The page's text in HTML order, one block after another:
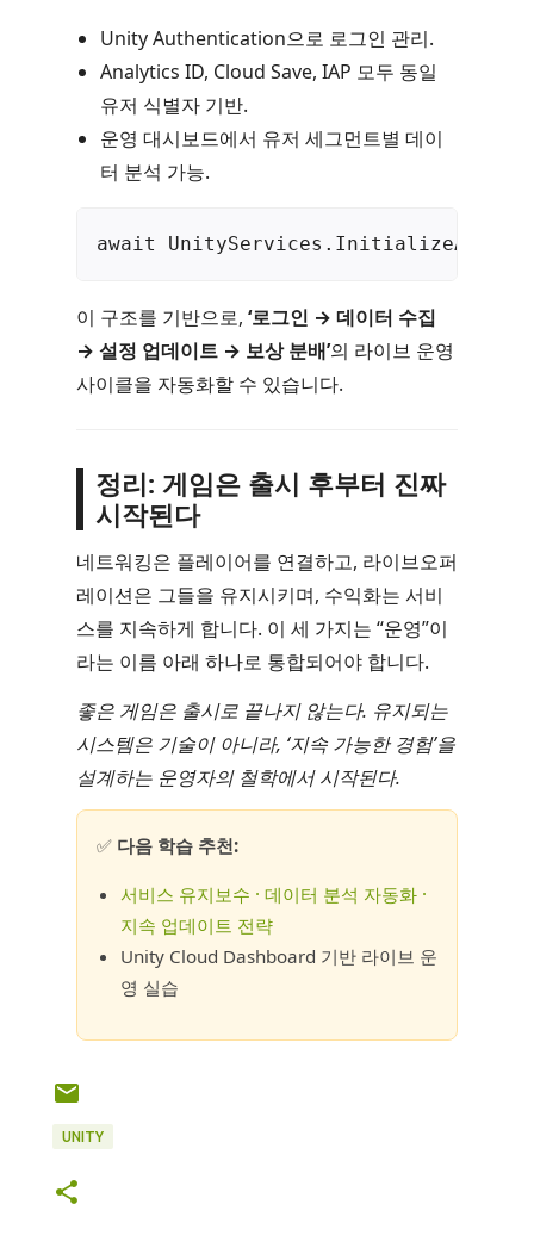
Unity Authentication으로 로그인 관리.
Analytics ID, Cloud Save, IAP 모두 동일
유저 식별자 기반.
운영 대시보드에서 유저 세그먼트별 데이
터 분석 가능.
await
이 구조를 기반으로, ‘로그인 → 데이터 수집
→ 설정 업데이트 → 보상 분배’의 라이브 운영
사이클을 자동화할 수 있습니다.
정리: 게임은 출시 후부터 진짜
시작된다
네트워킹은 플레이어를 연결하고, 라이브오퍼
레이션은 그들을 유지시키며, 수익화는 서비
스를 지속하게 합니다. 이 세 가지는 “운영”이
라는 이름 아래 하나로 통합되어야 합니다.
좋은 게임은 출시로 끝나지 않는다. 유지되는
시스템은 기술이 아니라, ‘지속 가능한 경험’을
설계하는 운영자의 철학에서 시작된다.
✅ 다음 학습 추천:
서비스 유지보수 · 데이터 분석 자동화 ·
지속 업데이트 전략
Unity Cloud Dashboard 기반 라이브 운
영 실습
UNITY